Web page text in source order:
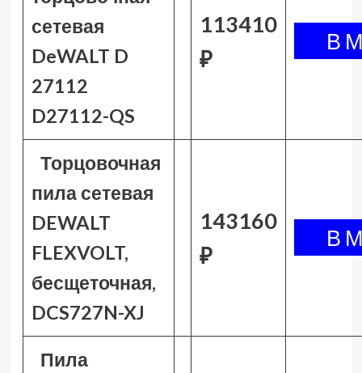
сетевая
DeWALT D
27112
D27112-QS
113410
₽
Торцовочная
пила сетевая
DEWALT
FLEXVOLT,
бесщеточная,
DCS727N-XJ
143160
₽
Пила